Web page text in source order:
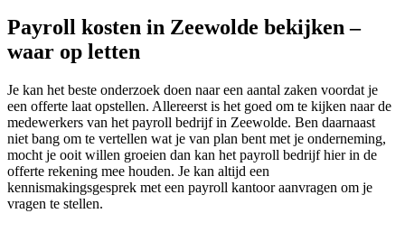
Payroll kosten in Zeewolde bekijken –
waar op letten
Je kan het beste onderzoek doen naar een aantal zaken voordat je
een offerte laat opstellen. Allereerst is het goed om te kijken naar de
medewerkers van het payroll bedrijf in Zeewolde. Ben daarnaast
niet bang om te vertellen wat je van plan bent met je onderneming,
mocht je ooit willen groeien dan kan het payroll bedrijf hier in de
offerte rekening mee houden. Je kan altijd een
kennismakingsgesprek met een payroll kantoor aanvragen om je
vragen te stellen.